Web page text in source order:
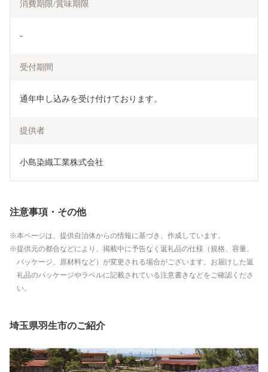
消費期限/賞味期限
-
受付期間
通年申し込みを受け付けております。
提供者
小島染織工業株式会社
注意事項・その他
本ページは、提供自治体からの情報に基づき、作成しています。
提供元の都合などにより、掲載中に予告なく返礼品の仕様（規格、容量、
パッケージ、原材料など）が変更される場合がございます。お届けした返
礼品のパッケージやラベルに記載されている注意書きなどをご確認くださ
い。
埼玉県羽生市のご紹介